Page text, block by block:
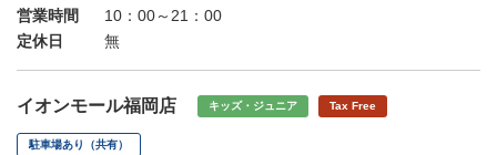
営業時間
10：00～21：00
定休日
無
イオンモール福岡店 キッズ・ジュニア Tax Free
駐車場あり（共有）